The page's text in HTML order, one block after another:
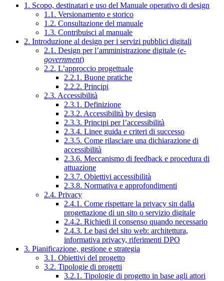
1. Scopo, destinatari e uso del Manuale operativo di design
1.1. Versionamento e storico
1.2. Consultazione del manuale
1.3. Contribuisci al manuale
2. Introduzione al design per i servizi pubblici digitali
2.1. Design per l’amministrazione digitale (e-
government)
2.2. L’approccio progettuale
2.2.1. Buone pratiche
2.2.2. Principi
2.3. Accessibilità
2.3.1. Definizione
2.3.2. Accessibilità by design
2.3.3. Principi per l’accessibilità
2.3.4. Linee guida e criteri di successo
2.3.5. Come rilasciare una dichiarazione di
accessibilità
2.3.6. Meccanismo di feedback e procedura di
attuazione
2.3.7. Obiettivi accessibilità
2.3.8. Normativa e approfondimenti
2.4. Privacy
2.4.1. Come rispettare la privacy sin dalla
progettazione di un sito o servizio digitale
2.4.2. Richiedi il consenso quando necessario
2.4.3. Le basi del sito web: architettura,
informativa privacy, riferimenti DPO
3. Pianificazione, gestione e strategia
3.1. Obiettivi del progetto
3.2. Tipologie di progetti
3.2.1. Tipologie di progetto in base agli attori